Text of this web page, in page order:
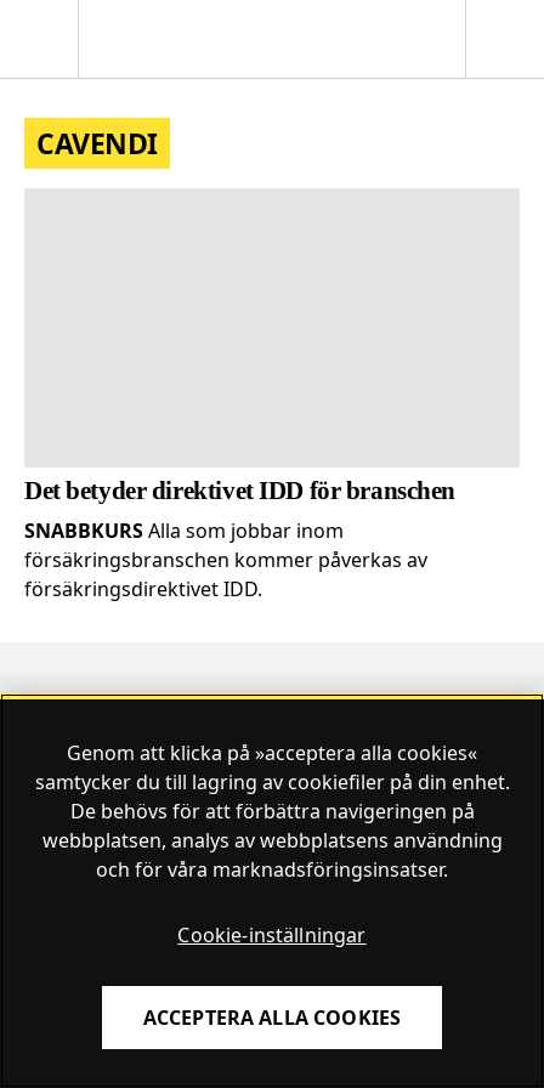
CAVENDI
Det betyder direktivet IDD för branschen
SNABBKURSAlla som jobbar inom
försäkringsbranschen kommer påverkas av
försäkringsdirektivet IDD.
Finansliv ägs av Finansliv Sverige AB, 556784-8741.
Finansliv producerades av Tidningen Journalisten AB
Genom att klicka på »acceptera alla cookies«
samtycker du till lagring av cookiefiler på din enhet.
De behövs för att förbättra navigeringen på
webbplatsen, analys av webbplatsens användning
och för våra marknadsföringsinsatser.
Cookie-inställningar
ACCEPTERA ALLA COOKIES